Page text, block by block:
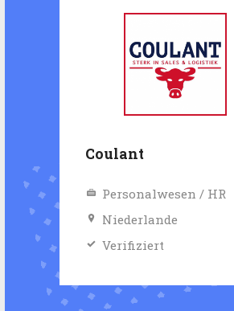
Coulant
Personalwesen / HR
Niederlande
Verifiziert